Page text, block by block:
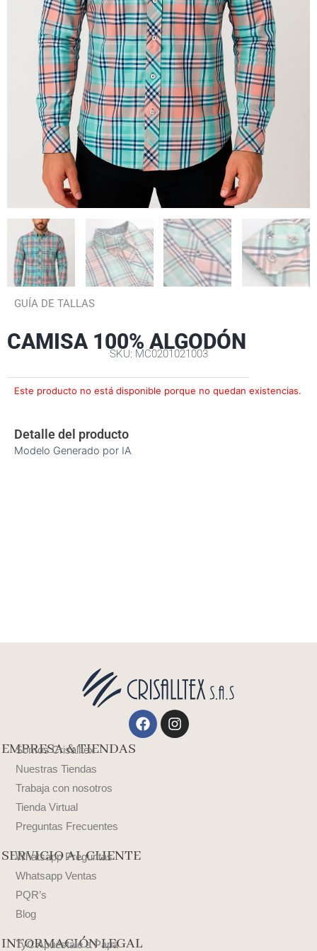
CAMISA 100% ALGODÓN
SKU: MC0201021003
Este producto no está disponible porque no quedan existencias.
GUÍA DE TALLAS
Detalle del producto
Modelo Generado por IA
FacebookInstagram
EMPRESA & TIENDAS
Somos Crisalltex
Nuestras Tiendas
Trabaja con nosotros
Tienda Virtual
Preguntas Frecuentes
SERVICIO AL CLIENTE
Whatsapp Preguntas
Whatsapp Ventas
PQR’s
Blog
INFORMACIÓN LEGAL
TyC Apuéstale a Papá